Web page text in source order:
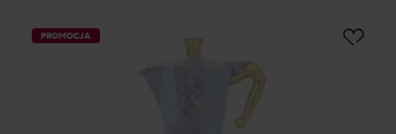
PROMOCJA